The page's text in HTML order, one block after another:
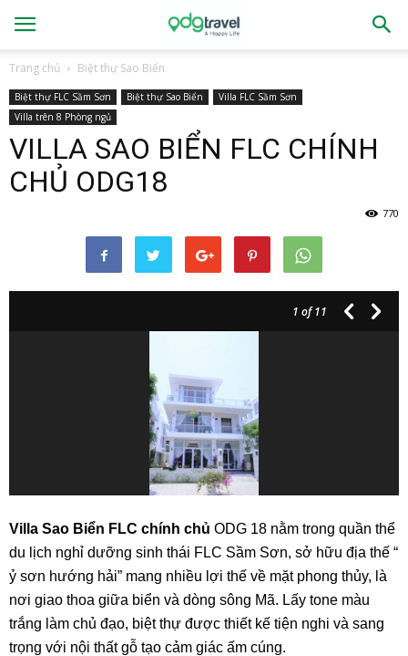
Trang chủ Biệt thự Sao Biển
Biệt thự FLC Sầm Sơn Biệt thự Sao Biển
Villa FLC Sầm Sơn
Villa trên 8 Phòng ngủ
VILLA SAO BIỂN FLC CHÍNH
CHỦ ODG18
770
1 of 11
Villa Sao Biển FLC chính chủ ODG 18 nằm trong quần thể
du lịch nghỉ dưỡng sinh thái FLC Sầm Sơn, sở hữu địa thế “
ỷ sơn hướng hải” mang nhiều lợi thế về mặt phong thủy, là
nơi giao thoa giữa biển và dòng sông Mã. Lấy tone màu
trắng làm chủ đạo, biệt thự được thiết kế tiện nghi và sang
trọng với nội thất gỗ tạo cảm giác ấm cúng.